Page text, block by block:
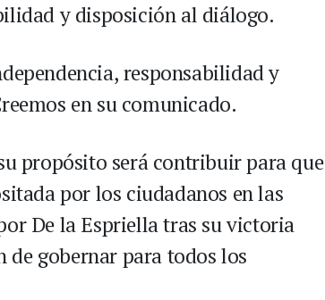
y disposición al diálogo.
responsabilidad y
en su comunicado.
propósito será contribuir para que
por los ciudadanos en las
De la Espriella tras su victoria
de gobernar para todos los